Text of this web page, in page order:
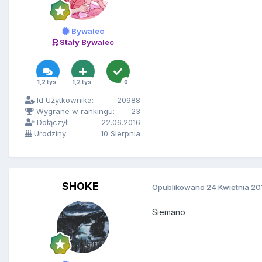
Bywalec
Stały Bywalec
1,2 tys. 1,2 tys. 0
Id Użytkownika:
20988
Wygrane w rankingu:
23
Dołączył:
22.06.2016
Urodziny:
10 Sierpnia
SHOKE Opublikowano 24 Kwietnia
Siemano